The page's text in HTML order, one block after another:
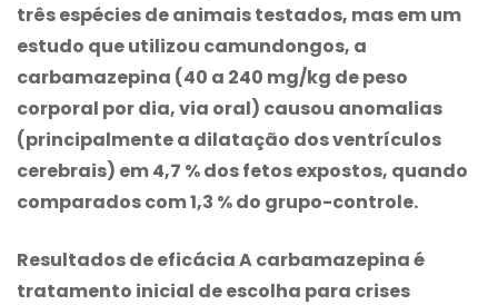
três espécies de animais testados, mas em um
estudo que utilizou camundongos, a
carbamazepina (40 a 240 mg/kg de peso
corporal por dia, via oral) causou anomalias
(principalmente a dilatação dos ventrículos
cerebrais) em 4,7 % dos fetos expostos, quando
comparados com 1,3 % do grupo-controle.
Resultados de eficácia Acarbamazepinaé
tratamento inicial de escolha para crises